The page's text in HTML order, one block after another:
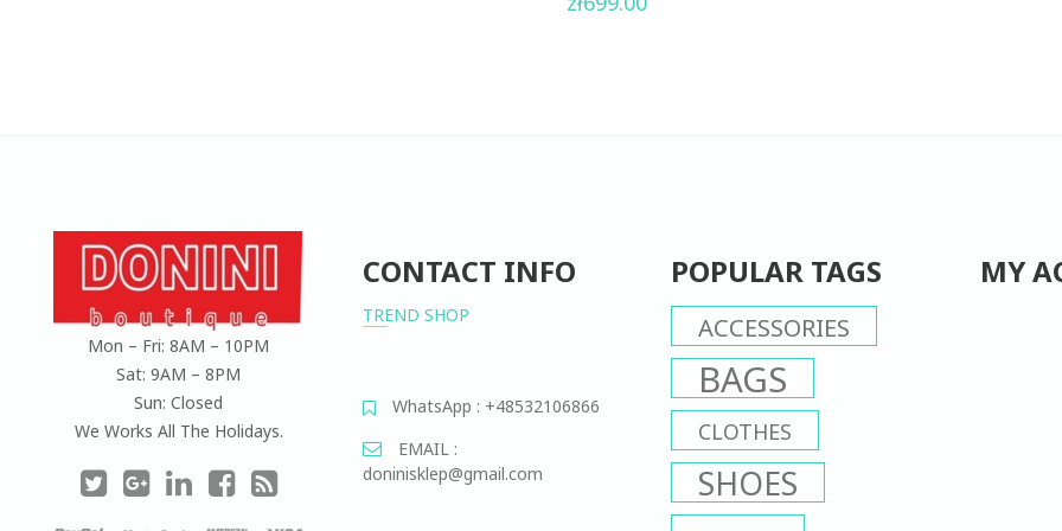
out
Mon – Fri: 8AM – 10PM
Sat: 9AM – 8PM
Sun: Closed
We Works All The Holidays.
CONTACT INFO
TREND SHOP
WhatsApp : +48532106866
EMAIL :
doninisklep@gmail.com
POPULAR TAGS
ACCESSORIES
BAGS
CLOTHES
SHOES
MY